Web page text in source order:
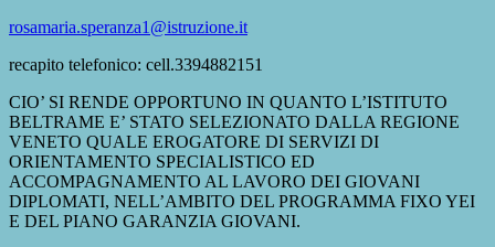
rosamaria.speranza1@istruzione.it
recapito telefonico: cell.3394882151
CIO’ SI RENDE OPPORTUNO IN QUANTO L’ISTITUTO
BELTRAME E’ STATO SELEZIONATO DALLA REGIONE
VENETO QUALE EROGATORE DI SERVIZI DI
ORIENTAMENTO SPECIALISTICO ED
ACCOMPAGNAMENTO AL LAVORO DEI GIOVANI
DIPLOMATI, NELL’AMBITO DEL PROGRAMMA FIXO YEI
E DEL PIANO GARANZIA GIOVANI.